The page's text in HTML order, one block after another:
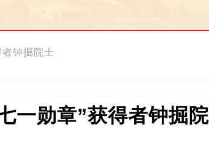
钟掘院士
一勋章”获得者钟掘